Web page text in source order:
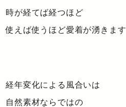
時が経てば経つほど
使えば使うほど愛着が湧きます
経年変化による風合いは
自然素材ならではの